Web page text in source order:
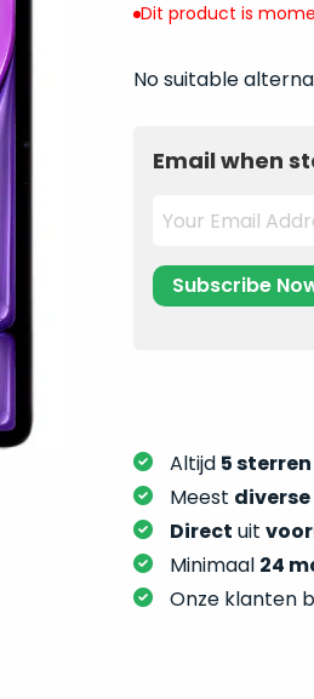
Dit product is
No suitable
Email when
Altijd 5 sterren
Meest diverse
Direct uit
Minimaal 24
Onze klanten